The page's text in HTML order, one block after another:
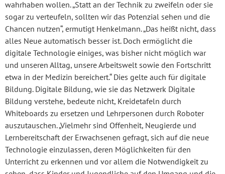
wahrhaben wollen. „Statt an der Technik zu zweifeln oder sie
sogar zu verteufeln, sollten wir das Potenzial sehen und die
Chancen nutzen“, ermutigt Henkelmann. „Das heißt nicht, dass
alles Neue automatisch besser ist. Doch ermöglicht die
digitale Technologie einiges, was bisher nicht möglich war
und unseren Alltag, unsere Arbeitswelt sowie den Fortschritt
etwa in der Medizin bereichert.“ Dies gelte auch für digitale
Bildung. Digitale Bildung, wie sie das Netzwerk Digitale
Bildung verstehe, bedeute nicht, Kreidetafeln durch
Whiteboards zu ersetzen und Lehrpersonen durch Roboter
auszutauschen. „Vielmehr sind Offenheit, Neugierde und
Lernbereitschaft der Erwachsenen gefragt, sich auf die neue
Technologie einzulassen, deren Möglichkeiten für den
Unterricht zu erkennen und vor allem die Notwendigkeit zu